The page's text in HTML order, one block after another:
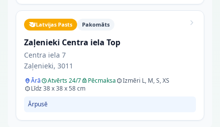
Latvijas Pasts Pakomāts
Zaļenieki Centra iela Top
Centra iela 7
Zaļenieki, 3011
Ārā Atvērts 24/7 Pēcmaksa
Izmēri L, M, S, XS
Līdz 38 x 38 x 58 cm
Ārpusē